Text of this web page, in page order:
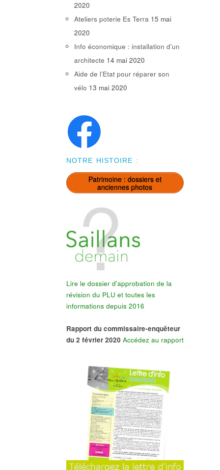
2020
Ateliers poterie Es Terra 15 mai
2020
Info économique : installation d’un
architecte 14 mai 2020
Aide de l’Etat pour réparer son
vélo 13 mai 2020
NOTRE HISTOIRE :
Patrimoine : dossiers et
anciennes photos
Lire le dossier d'approbation de la
révision du PLU et toutes les
informations depuis 2016
Rapport du commissaire-enquêteur
du 2 février 2020 Accédez au rapport